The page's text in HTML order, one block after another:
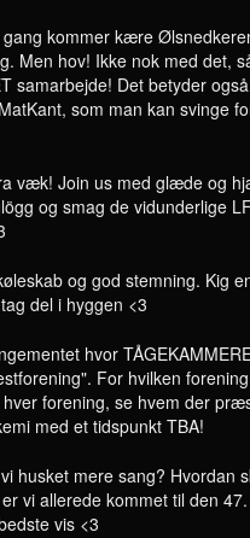
kommer kære
Men hov! Ikke nok med det,
samarbejde! Det betyder
som man kan svinge
væk! Join us med glæde og
og smag de vidunderlige
og god stemning. Kig
del i hyggen <3
hvor
For hvilken
forening, se hvem der
med et tidspunkt TBA!
husket mere sang? Hvordan
vi allerede kommet til den
vis <3